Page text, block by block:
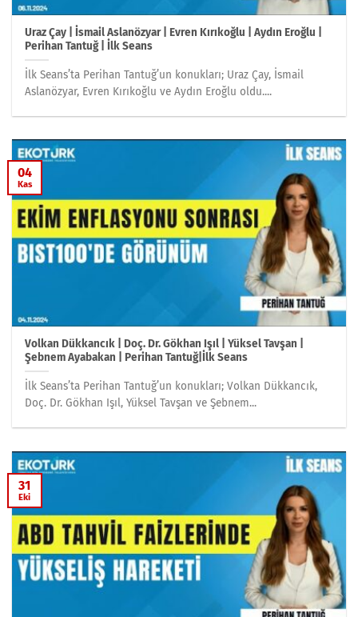
Uraz Çay | İsmail Aslanözyar | Evren Kırıkoğlu | Aydın Eroğlu |
Perihan Tantuğ | İlk Seans
İlk Seans’ta Perihan Tantuğ’un konukları; Uraz Çay, İsmail
Aslanözyar, Evren Kırıkoğlu ve Aydın Eroğlu oldu....
Volkan Dükkancık | Doç. Dr. Gökhan Işıl | Yüksel Tavşan |
Şebnem Ayabakan | Perihan Tantuğ|İlk Seans
İlk Seans’ta Perihan Tantuğ’un konukları; Volkan Dükkancık,
Doç. Dr. Gökhan Işıl, Yüksel Tavşan ve Şebnem...
04
Kas
31
Eki